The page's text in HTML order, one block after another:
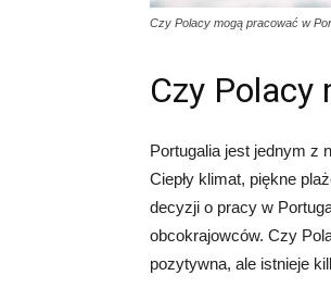
Czy Polacy mogą pracować w
Czy
Portugalia jest jednym z
Ciepły klimat, piękne
decyzji o pracy w
obcokrajowców. Czy
pozytywna, ale istnieje